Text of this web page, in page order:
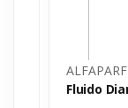
Fluido